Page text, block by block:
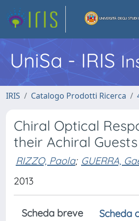
UniSa - IRIS
IRIS Catalogo Prodotti Ricerca
Chiral Optical
their Achiral Guests
RIZZO, Paola; GUERRA,
2013
Scheda breve Scheda